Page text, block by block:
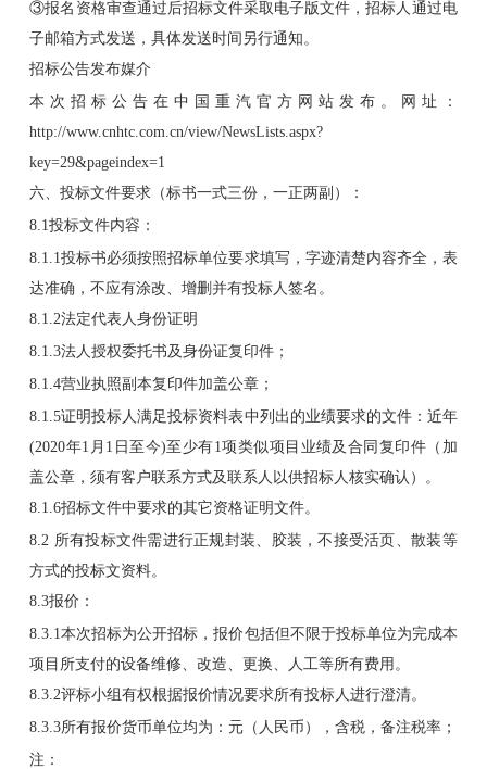
③报名资格审查通过后招标文件采取电子版文件，招标人通过电
子邮箱方式发送，具体发送时间另行通知。
招标公告发布媒介
本次招标公告在中国重汽官方网站发布。网址：
http://www.cnhtc.com.cn/view/NewsLists.aspx?
key=29&pageindex=1
六、投标文件要求（标书一式三份，一正两副）：
8.1投标文件内容：
8.1.1投标书必须按照招标单位要求填写，字迹清楚内容齐全，表
达准确，不应有涂改、增删并有投标人签名。
8.1.2法定代表人身份证明
8.1.3法人授权委托书及身份证复印件；
8.1.4营业执照副本复印件加盖公章；
8.1.5证明投标人满足投标资料表中列出的业绩要求的文件：近年
(2020年1月1日至今)至少有1项类似项目业绩及合同复印件（加
盖公章，须有客户联系方式及联系人以供招标人核实确认）。
8.1.6招标文件中要求的其它资格证明文件。
8.2 所有投标文件需进行正规封装、胶装，不接受活页、散装等
方式的投标文资料。
8.3报价：
8.3.1本次招标为公开招标，报价包括但不限于投标单位为完成本
项目所支付的设备维修、改造、更换、人工等所有费用。
8.3.2评标小组有权根据报价情况要求所有投标人进行澄清。
8.3.3所有报价货币单位均为：元（人民币），含税，备注税率；
注：